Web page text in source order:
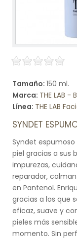
Tamaño: 150 ml.
Marca: THE LAB -
Línea: THE LAB
SYNDET
Syndet
piel gracias a sus
impurezas,
reparador,
en Pantenol.
gracias a los que
eficaz, suave y
pieles más
momento. Sin